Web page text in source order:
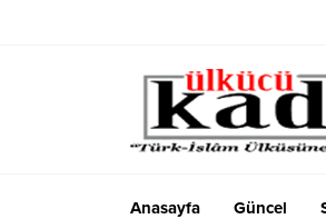
Anasayfa Güncel